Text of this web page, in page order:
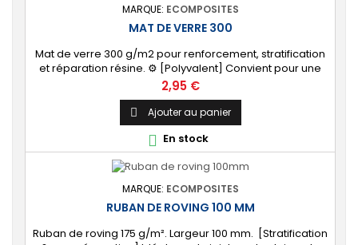
MARQUE: ECOMPOSITES
MAT DE VERRE 300
Mat de verre 300 g/m2 pour renforcement, stratification
et réparation résine. ⚙️ [Polyvalent] Convient pour une
large gamme d'applications : nautisme, automobile,
piscine, etc.
Prix
2,95 €
 Ajouter au panier
 En stock
MARQUE: ECOMPOSITES
RUBAN DE ROVING 100 MM
Ruban de roving 175 g/m². Largeur 100 mm. [Stratification